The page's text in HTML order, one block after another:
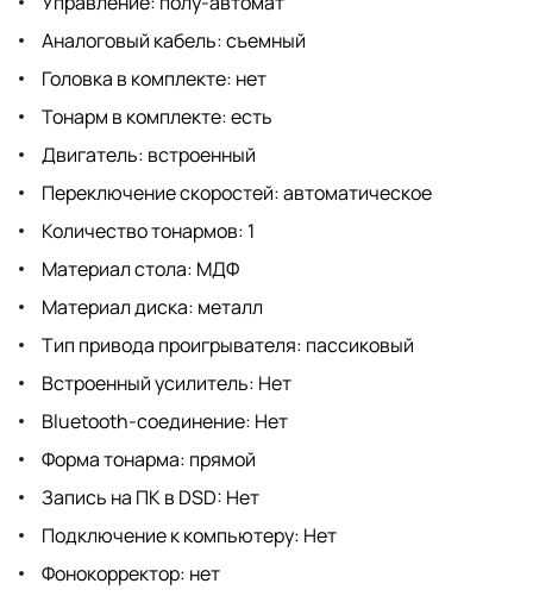
Аналоговый кабель: съемный
Головка в комплекте: нет
Тонарм в комплекте: есть
Двигатель: встроенный
Переключение скоростей: автоматическое
Количество тонармов: 1
Материал стола: МДФ
Материал диска: металл
Тип привода проигрывателя: пассиковый
Встроенный усилитель: Нет
Bluetooth-соединение: Нет
Форма тонарма: прямой
Запись на ПК в DSD: Нет
Подключение к компьютеру: Нет
Фонокорректор: нет